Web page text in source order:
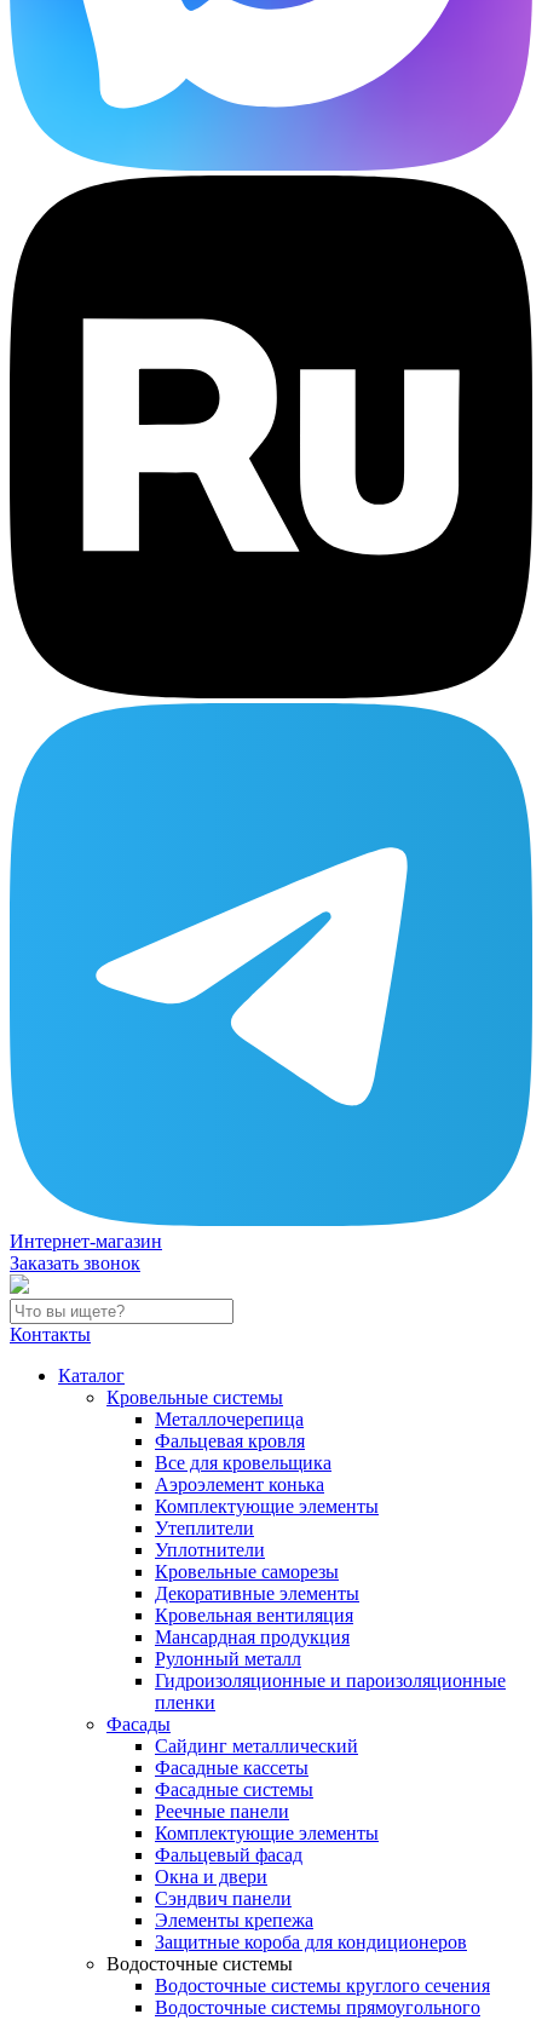
Интернет-магазин
Заказать звонок
Контакты
Каталог
Кровельные системы
Металлочерепица
Фальцевая кровля
Все для кровельщика
Аэроэлемент конька
Комплектующие элементы
Утеплители
Уплотнители
Кровельные саморезы
Декоративные элементы
Кровельная вентиляция
Мансардная продукция
Рулонный металл
Гидроизоляционные и пароизоляционные
пленки
Фасады
Сайдинг металлический
Фасадные кассеты
Фасадные системы
Реечные панели
Комплектующие элементы
Фальцевый фасад
Окна и двери
Сэндвич панели
Элементы крепежа
Защитные короба для кондиционеров
Водосточные системы
Водосточные системы круглого сечения
Водосточные системы прямоугольного